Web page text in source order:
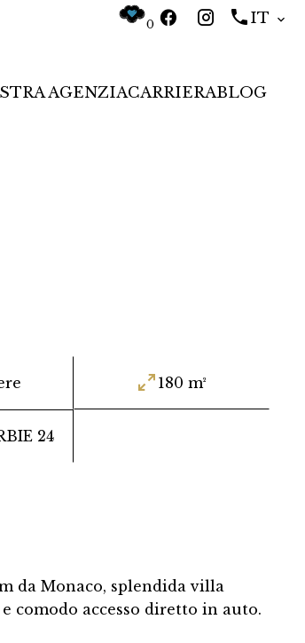
0 IT
AGENZIACARRIERABLOG
180 m²
24
da Monaco, splendida villa
comodo accesso diretto in auto.